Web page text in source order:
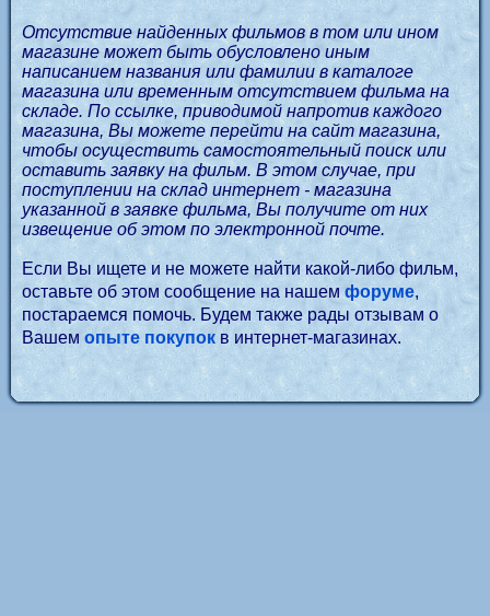
Отсутствие найденных фильмов в том или ином
магазине может быть обусловлено иным
написанием названия или фамилии в каталоге
магазина или временным отсутствием фильма на
складе. По ссылке, приводимой напротив каждого
магазина, Вы можете перейти на сайт магазина,
чтобы осуществить самостоятельный поиск или
оставить заявку на фильм. В этом случае, при
поступлении на склад интернет - магазина
указанной в заявке фильма, Вы получите от них
извещение об этом по электронной почте.
Если Вы ищете и не можете найти какой-либо фильм,
оставьте об этом сообщение на нашемфоруме,
постараемся помочь. Будем также рады отзывам о
Вашем опыте покупок в интернет-магазинах.